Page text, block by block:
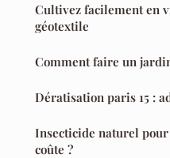
Cultivez facilement en
géotextile
Comment faire un
Dératisation paris 15 :
Insecticide naturel
coûte ?